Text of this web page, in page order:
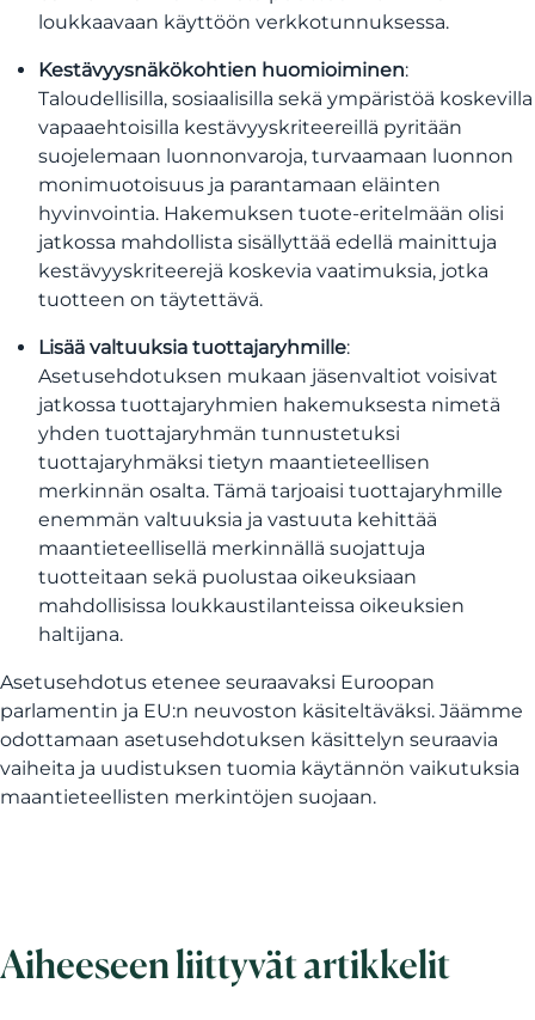
loukkaavaan käyttöön verkkotunnuksessa.
Kestävyysnäkökohtien huomioiminen:
Taloudellisilla, sosiaalisilla sekä ympäristöä koskevilla
vapaaehtoisilla kestävyyskriteereillä pyritään
suojelemaan luonnonvaroja, turvaamaan luonnon
monimuotoisuus ja parantamaan eläinten
hyvinvointia. Hakemuksen tuote-eritelmään olisi
jatkossa mahdollista sisällyttää edellä mainittuja
kestävyyskriteerejä koskevia vaatimuksia, jotka
tuotteen on täytettävä.
Lisää valtuuksia tuottajaryhmille:
Asetusehdotuksen mukaan jäsenvaltiot voisivat
jatkossa tuottajaryhmien hakemuksesta nimetä
yhden tuottajaryhmän tunnustetuksi
tuottajaryhmäksi tietyn maantieteellisen
merkinnän osalta. Tämä tarjoaisi tuottajaryhmille
enemmän valtuuksia ja vastuuta kehittää
maantieteellisellä merkinnällä suojattuja
tuotteitaan sekä puolustaa oikeuksiaan
mahdollisissa loukkaustilanteissa oikeuksien
haltijana.
Asetusehdotus etenee seuraavaksi Euroopan
parlamentin ja EU:n neuvoston käsiteltäväksi. Jäämme
odottamaan asetusehdotuksen käsittelyn seuraavia
vaiheita ja uudistuksen tuomia käytännön vaikutuksia
maantieteellisten merkintöjen suojaan.
Aiheeseen liittyvät artikkelit